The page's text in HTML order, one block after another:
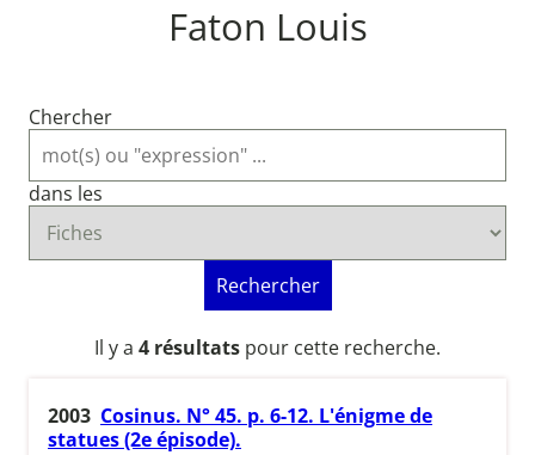
Faton Louis
Chercher
dans les
Rechercher
Il y a 4 résultats pour cette recherche.
2003 Cosinus. N° 45. p. 6-12. L'énigme de
statues (2e épisode).